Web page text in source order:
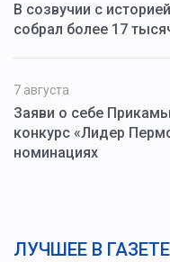
В созвучии с
собрал более 17
7 августа
Заяви о себе
конкурс «Лидер
номинациях
ЛУЧШЕЕ В ГАЗЕТЕ